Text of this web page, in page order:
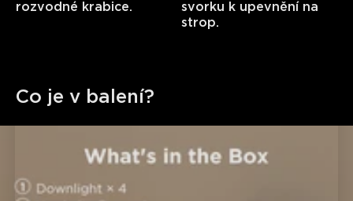
rozvodné krabice.
svorku k upevnění na
strop.
Co je v balení?